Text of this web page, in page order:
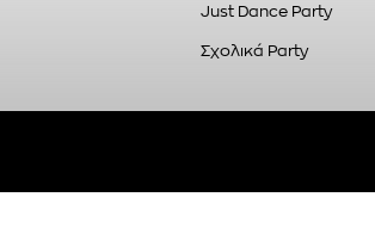
Just Dance Party
Σχολικά Party